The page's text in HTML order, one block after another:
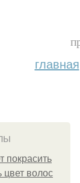
главная
покрасить
цвет волос